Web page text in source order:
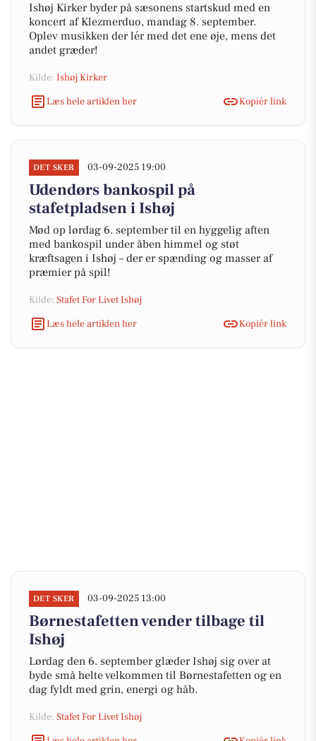
Ishøj Kirker byder på sæsonens startskud med en
koncert af Klezmerduo, mandag 8. september.
Oplev musikken der lér med det ene øje, mens det
andet græder!
Kilde: Ishøj Kirker
Læs hele artiklen her
Kopiér link
DET SKER 03-09-2025 19:00
Udendørs bankospil på
stafetpladsen i Ishøj
Mød op lørdag 6. september til en hyggelig aften
med bankospil under åben himmel og støt
kræftsagen i Ishøj – der er spænding og masser af
præmier på spil!
Kilde: Stafet For Livet Ishøj
Læs hele artiklen her
Kopiér link
DET SKER 03-09-2025 13:00
Børnestafetten vender tilbage til
Ishøj
Lørdag den 6. september glæder Ishøj sig over at
byde små helte velkommen til Børnestafetten og en
dag fyldt med grin, energi og håb.
Kilde: Stafet For Livet Ishøj